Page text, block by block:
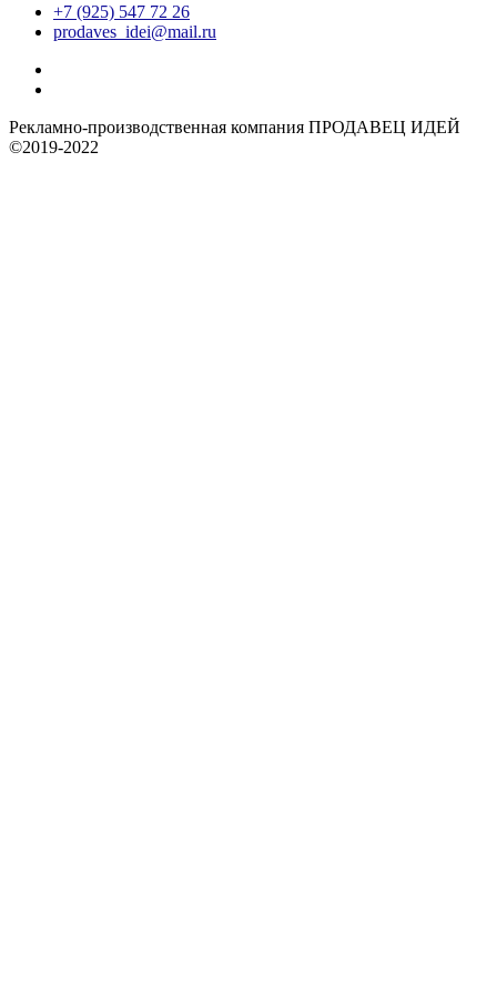
+7 (925) 547 72 26
prodaves_idei@mail.ru
Рекламно-производственная компания ПРОДАВЕЦ ИДЕЙ
©2019-2022